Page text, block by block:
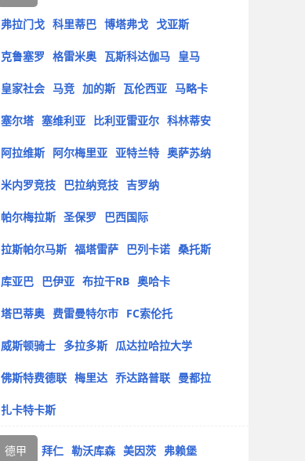
弗拉门戈 科里蒂巴 博塔弗戈 戈亚斯
克鲁塞罗 格雷米奥 瓦斯科达伽马 皇马
皇家社会 马竞 加的斯 瓦伦西亚 马略卡
塞尔塔 塞维利亚 比利亚雷亚尔 科林蒂安
阿拉维斯 阿尔梅里亚 亚特兰特 奥萨苏纳
米内罗竞技 巴拉纳竞技 吉罗纳
帕尔梅拉斯 圣保罗 巴西国际
拉斯帕尔马斯 福塔雷萨 巴列卡诺 桑托斯
库亚巴 巴伊亚 布拉干RB 奥哈卡
塔巴蒂奥 费雷曼特尔市 FC索伦托
威斯顿骑士 多拉多斯 瓜达拉哈拉大学
佛斯特费德联 梅里达 乔达路普联 曼都拉
扎卡特卡斯
德甲 拜仁 勒沃库森 美因茨 弗赖堡